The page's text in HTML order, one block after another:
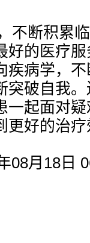
不断积累
好的医疗
疾病学，
突破自我
一起面对
更好的治
08月18日